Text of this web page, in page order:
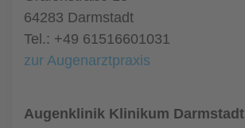
64283 Darmstadt
Tel.: +49 61516601031
zur Augenarztpraxis
Augenklinik Klinikum Darmstadt